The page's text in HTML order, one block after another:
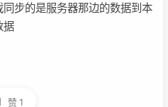
步的是服务器那边的数据到本
据
赞1